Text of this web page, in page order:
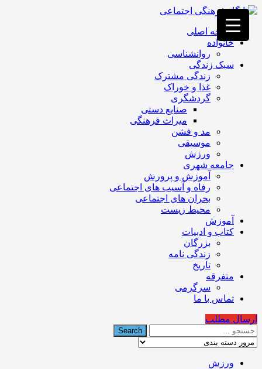
فصد
خون
غرب
تهران
خشکشویی
تصفیه
تهران
صفحه اصلی
خانواده
روانشناسی
سبک زندگی
زندگی مشترک
غذا و خوراک
گردشگری
صنایع دستی
میراث فرهنگی
مد و فشن
موسیقی
ورزش
جامعه شهری
آموزش و پرورش
رفاه و آسیب های اجتماعی
بحران های اجتماعی
محیط زیست
آموزش
کتاب و ادبیات
بزرگان
زندگی نامه
تاریخ
متفرقه
سرگرمی
تماس با ما
ارسال مطلب
ورزش